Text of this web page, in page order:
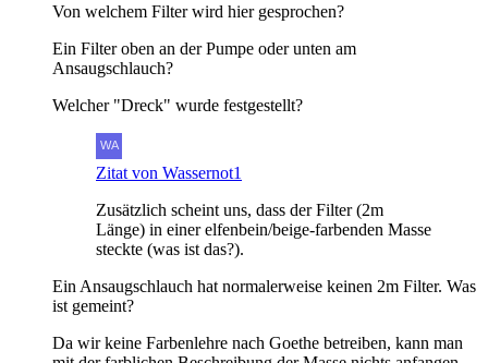
Von welchem Filter wird hier gesprochen?
Ein Filter oben an der Pumpe oder unten am
Ansaugschlauch?
Welcher "Dreck" wurde festgestellt?
Zitat von Wassernot1
Zusätzlich scheint uns, dass der Filter (2m
Länge) in einer elfenbein/beige-farbenden Masse
steckte (was ist das?).
Ein Ansaugschlauch hat normalerweise keinen 2m Filter. Was
ist gemeint?
Da wir keine Farbenlehre nach Goethe betreiben, kann man